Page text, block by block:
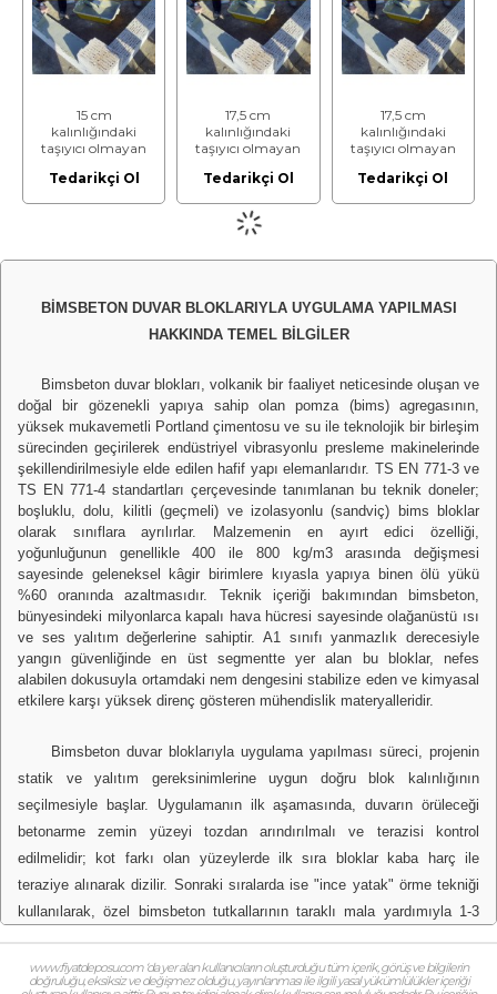
Dahil)
Hariç) (İşçilik)
900 kg/m³, 900
kg/m³ hariç)
(Malzeme Dahil)
15 cm
kalınlığındaki
taşıyıcı olmayan
blokları ile duvar
900 kg/m³, 900
(Malzeme Hariç)
(İşçilik)
Tedarikçi Ol
17,5 cm
kalınlığındaki
taşıyıcı olmayan
blokları ile duvar
(bimsbeton tutkalı
ile) (min. 1,50
900 kg/m³, 900
Tedarikçi Ol
17,5 cm
kalınlığındaki
taşıyıcı olmayan
blokları ile duvar
900 kg/m³, 900
(İşçilik)
Tedarikçi Ol
BİMSBETON DUVAR BLOKLARIYLA UYGULAMA YAPILMASI
HAKKINDA TEMEL BİLGİLER
Bimsbeton duvar blokları, volkanik bir faaliyet neticesinde oluşan ve
doğal bir gözenekli yapıya sahip olan pomza (bims) agregasının,
yüksek mukavemetli Portland çimentosu ve su ile teknolojik bir birleşim
sürecinden geçirilerek endüstriyel vibrasyonlu presleme makinelerinde
şekillendirilmesiyle elde edilen hafif yapı elemanlarıdır. TS EN 771-3 ve
TS EN 771-4 standartları çerçevesinde tanımlanan bu teknik doneler;
boşluklu, dolu, kilitli (geçmeli) ve izolasyonlu (sandviç) bims bloklar
olarak sınıflara ayrılırlar. Malzemenin en ayırt edici özelliği,
yoğunluğunun genellikle 400 ile 800 kg/m3 arasında değişmesi
sayesinde geleneksel kâgir birimlere kıyasla yapıya binen ölü yükü
%60 oranında azaltmasıdır. Teknik içeriği bakımından bimsbeton,
bünyesindeki milyonlarca kapalı hava hücresi sayesinde olağanüstü ısı
ve ses yalıtım değerlerine sahiptir. A1 sınıfı yanmazlık derecesiyle
yangın güvenliğinde en üst segmentte yer alan bu bloklar, nefes
alabilen dokusuyla ortamdaki nem dengesini stabilize eden ve kimyasal
etkilere karşı yüksek direnç gösteren mühendislik materyalleridir.
Bimsbeton duvar bloklarıyla uygulama yapılması süreci, projenin
statik ve yalıtım gereksinimlerine uygun doğru blok kalınlığının
seçilmesiyle başlar. Uygulamanın ilk aşamasında, duvarın örüleceği
betonarme zemin yüzeyi tozdan arındırılmalı ve terazisi kontrol
edilmelidir; kot farkı olan yüzeylerde ilk sıra bloklar kaba harç ile
teraziye alınarak dizilir. Sonraki sıralarda ise "ince yatak" örme tekniği
kullanılarak, özel bimsbeton tutkallarının taraklı mala yardımıyla 1-3
mm kalınlığında sürülmesi, ısı köprülerini minimize etmek için önemli
aşamalardan biridir. Uygulama teknikleri açısından, bims blokların
www.fiyatdeposu.com ‘da yer alan kullanıcıların oluşturduğu tüm içerik, görüş ve bilgilerin
doğruluğu, eksiksiz ve değişmez olduğu, yayınlanması ile ilgili yasal yükümlülükler içeriği